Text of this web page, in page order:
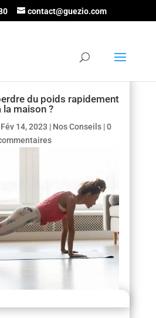
contact@guezio.com
du poids rapidement
la maison ?
Fév 14, 2023 | Nos Conseils|0